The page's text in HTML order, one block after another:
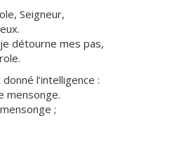
Seigneur,
détourne mes pas,
l’intelligence :
mensonge.
;